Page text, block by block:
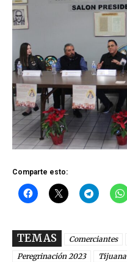
Comparte esto:
TEMAS Comerciantes
Peregrinación 2023
Tijuana